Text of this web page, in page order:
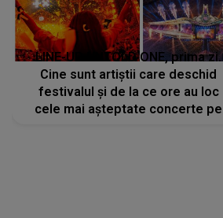
LINE-UP UNTOLD ONE, prima zi.
Cine sunt artiștii care deschid
festivalul și de la ce ore au loc
cele mai așteptate concerte pe